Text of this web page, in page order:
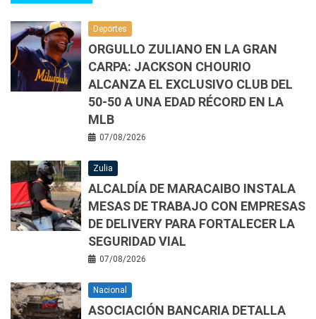
Deportes
ORGULLO ZULIANO EN LA GRAN
CARPA: JACKSON CHOURIO
ALCANZA EL EXCLUSIVO CLUB DEL
50-50 A UNA EDAD RÉCORD EN LA
MLB
07/08/2026
Zulia
ALCALDÍA DE MARACAIBO INSTALA
MESAS DE TRABAJO CON EMPRESAS
DE DELIVERY PARA FORTALECER LA
SEGURIDAD VIAL
07/08/2026
Nacional
ASOCIACIÓN BANCARIA DETALLA